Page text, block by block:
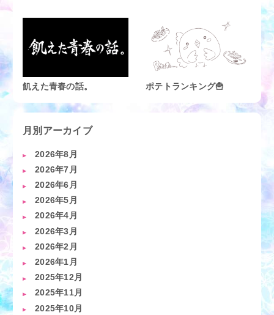
飢えた青春の話。 ポテトランキング🍟
月別アーカイブ
2026年8月
2026年7月
2026年6月
2026年5月
2026年4月
2026年3月
2026年2月
2026年1月
2025年12月
2025年11月
2025年10月